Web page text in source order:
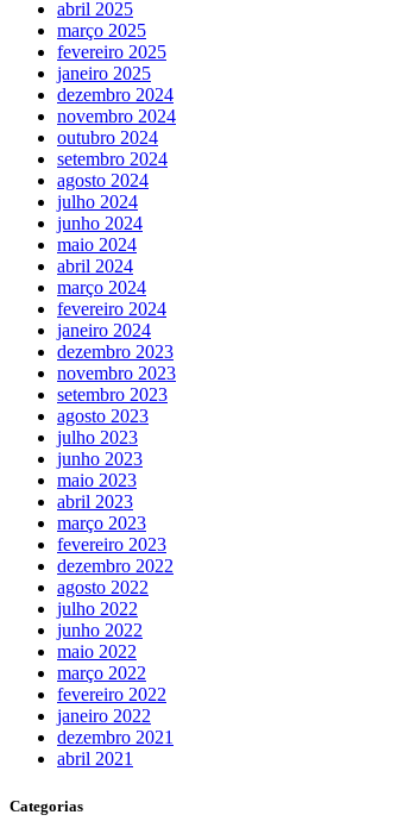
abril 2025
março 2025
fevereiro 2025
janeiro 2025
dezembro 2024
novembro 2024
outubro 2024
setembro 2024
agosto 2024
julho 2024
junho 2024
maio 2024
abril 2024
março 2024
fevereiro 2024
janeiro 2024
dezembro 2023
novembro 2023
setembro 2023
agosto 2023
julho 2023
junho 2023
maio 2023
abril 2023
março 2023
fevereiro 2023
dezembro 2022
agosto 2022
julho 2022
junho 2022
maio 2022
março 2022
fevereiro 2022
janeiro 2022
dezembro 2021
abril 2021
Categorias